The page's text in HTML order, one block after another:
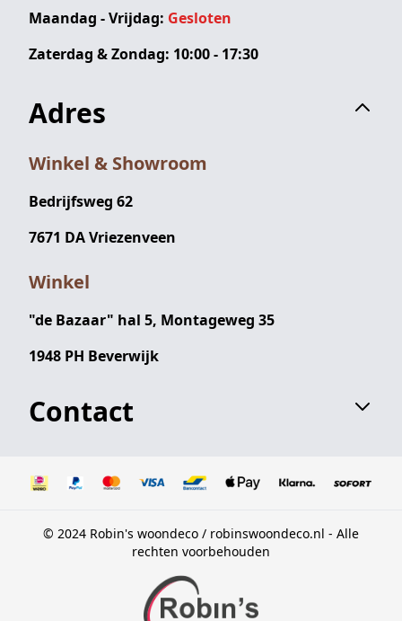
Maandag - Vrijdag: Gesloten
Zaterdag & Zondag: 10:00 - 17:30
Adres
Winkel & Showroom
Bedrijfsweg 62
7671 DA Vriezenveen
Winkel
"de Bazaar" hal 5, Montageweg 35
1948 PH Beverwijk
Contact
© 2024 Robin's woondeco / robinswoondeco.nl - Alle
rechten voorbehouden